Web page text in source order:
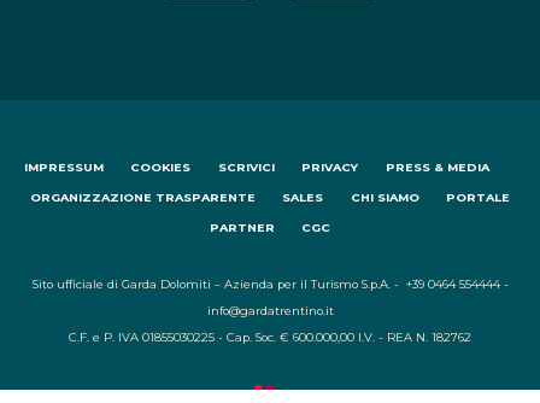
IMPRESSUM COOKIES SCRIVICI PRIVACY PRESS & MEDIA
ORGANIZZAZIONE TRASPARENTE SALES CHI SIAMO PORTALE
PARTNER CGC
Sito ufficiale di Garda Dolomiti – Azienda per il Turismo S.p.A. - +39 0464 554444 -
info@gardatrentino.it
C.F. e P. IVA 01855030225 - Cap. Soc. € 600.000,00 I.V. - REA N. 182762